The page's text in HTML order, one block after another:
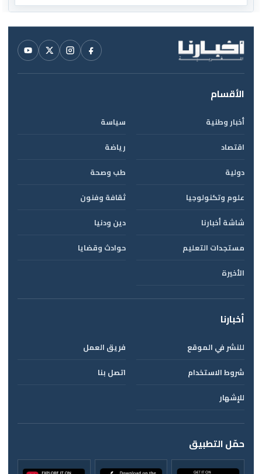
الأقسام
أخبار وطنية
سياسة
اقتصاد
رياضة
دولية
طب وصحة
علوم وتكنولوجيا
ثقافة وفنون
شاشة أخبارنا
دين ودنيا
مستجدات التعليم
حوادث وقضايا
الأخيرة
أخبارنا
للنشر في الموقع
فريق العمل
شروط الاستخدام
اتصل بنا
للإشهار
حمّل التطبيق